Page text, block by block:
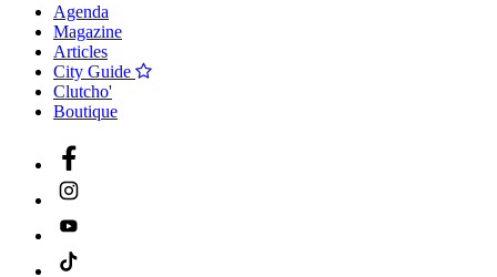
Agenda
Magazine
Articles
City Guide
Clutcho'
Boutique